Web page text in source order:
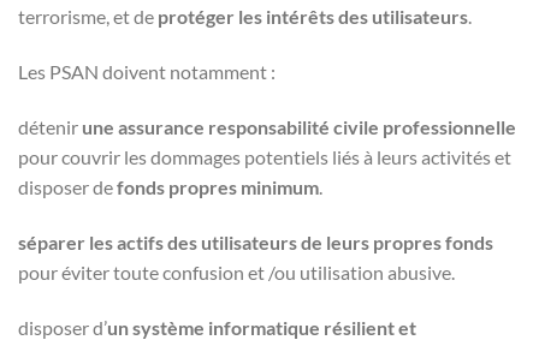
terrorisme, et de protéger les intérêts des utilisateurs.
Les PSAN doivent notamment :
détenir une assurance responsabilité civile professionnelle
pour couvrir les dommages potentiels liés à leurs activités et
disposer defonds propres minimum.
séparer les actifs des utilisateursde leurs propres fonds
pour éviter toute confusion et /ou utilisation abusive.
disposer d’un système informatique résilient et